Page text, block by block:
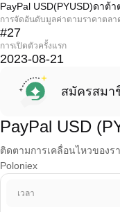
PayPal USD(PYUSD)ดาต้
การจัดอันดับมูลค่าตามราคาตลา
#27
การเปิดตัวครั้งแรก
2023-08-21
สมัครสมา
PayPal USD
ติดตามการเคลื่อนไหวของ
Poloniex
เวลา